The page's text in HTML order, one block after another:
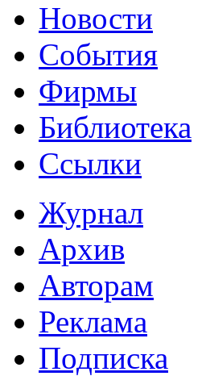
Новости
События
Фирмы
Библиотека
Ссылки
Журнал
Архив
Авторам
Реклама
Подписка